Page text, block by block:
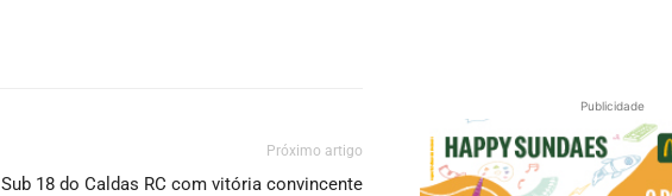
Próximo artigo
Sub 18 do Caldas RC com vitória convincente
Publicidade